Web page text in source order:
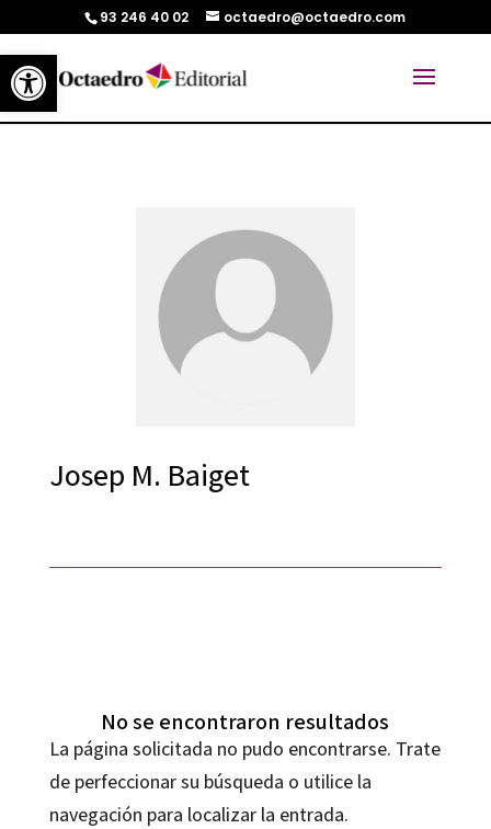
Abrir barra de herramientas
93 246 40 02 octaedro@octaedro.com
Josep M. Baiget
No se encontraron resultados
La página solicitada no pudo encontrarse. Trate
de perfeccionar su búsqueda o utilice la
navegación para localizar la entrada.